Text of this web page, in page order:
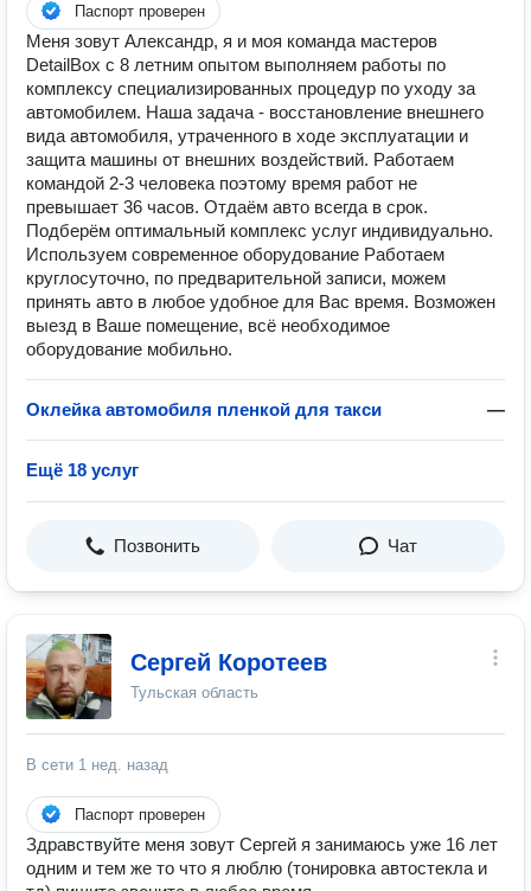
Паспорт проверен
Меня зовут Александр, я и моя команда мастеров
DetailBox с 8 летним опытом выполняем работы по
комплексу специализированных процедур по уходу за
автомобилем. Наша задача - восстановление внешнего
вида автомобиля, утраченного в ходе эксплуатации и
защита машины от внешних воздействий. Работаем
командой 2-3 человека поэтому время работ не
превышает 36 часов. Отдаём авто всегда в срок.
Подберём оптимальный комплекс услуг индивидуально.
Используем современное оборудование Работаем
круглосуточно, по предварительной записи, можем
принять авто в любое удобное для Вас время. Возможен
выезд в Ваше помещение, всё необходимое
оборудование мобильно.
Оклейка автомобиля пленкой для такси —
Ещё 18 услуг
Позвонить Чат
Сергей Коротеев
Тульская область
В сети 1 нед. назад
Паспорт проверен
Здравствуйте меня зовут Сергей я занимаюсь уже 16 лет
одним и тем же то что я люблю (тонировка автостекла и